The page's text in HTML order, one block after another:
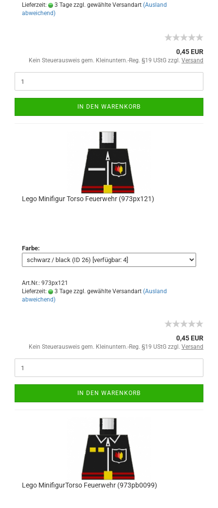
Lieferzeit: 3 Tage zzgl. gewählte Versandart (Ausland
abweichend)
0,45 EUR
Kein Steuerausweis gem. Kleinuntern.-Reg. §19 UStG zzgl. Versand
IN DEN WARENKORB
Lego Minifigur Torso Feuerwehr (973px121)
Farbe:
Art.Nr.: 973px121
Lieferzeit:
3 Tage zzgl. gewählte Versandart (Ausland
abweichend)
0,45 EUR
Kein Steuerausweis gem. Kleinuntern.-Reg. §19 UStG zzgl. Versand
IN DEN WARENKORB
Lego MinifigurTorso Feuerwehr (973pb0099)